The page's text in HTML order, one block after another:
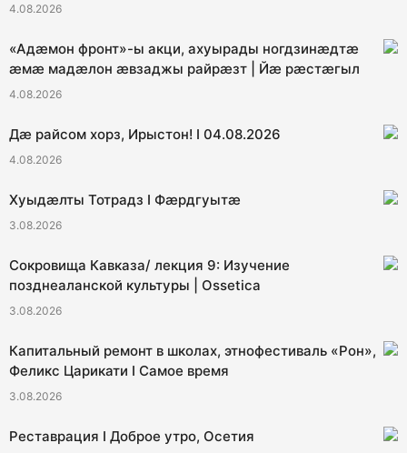
4.08.2026
«Адæмон фронт»-ы акци, ахуырады ногдзинæдтæ
æмæ мадæлон æвзаджы райрæзт | Йæ рæстæгыл
4.08.2026
Дæ райсом хорз, Ирыстон! I 04.08.2026
4.08.2026
Хуыдæлты Тотрадз I Фæрдгуытæ
3.08.2026
Сокровища Кавказа/ лекция 9: Изучение
позднеаланской культуры | Ossetica
3.08.2026
Капитальный ремонт в школах, этнофестиваль «Рон»,
Феликс Царикати I Самое время
3.08.2026
Реставрация I Доброе утро, Осетия